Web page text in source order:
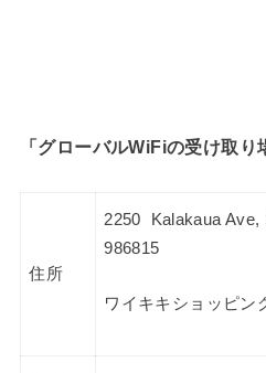
「グローバルWiFiの受け取り
住所
2250 Kalakaua Ave,
986815
ワイキキショッピン